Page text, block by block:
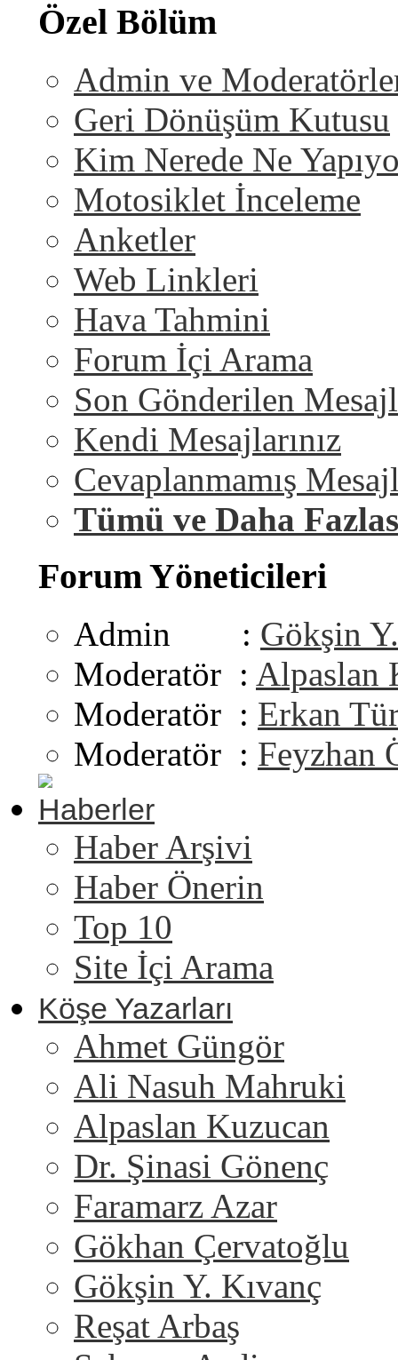
Özel Bölüm
Admin ve
Geri Dönüşüm Kutusu
Kim Nerede Ne
Motosiklet İnceleme
Anketler
Web Linkleri
Hava Tahmini
Forum İçi Arama
Son Gönderilen
Kendi Mesajlarınız
Cevaplanmamış
Tümü ve Daha
Forum Yöneticileri
Admin : Gökşin
Moderatör : Alpaslan
Moderatör : Erkan
Moderatör : Feyzhan
Haberler
Haber Arşivi
Haber Önerin
Top 10
Site İçi Arama
Köşe Yazarları
Ahmet Güngör
Ali Nasuh Mahruki
Alpaslan Kuzucan
Dr. Şinasi Gönenç
Faramarz Azar
Gökhan Çervatoğlu
Gökşin Y. Kıvanç
Reşat Arbaş